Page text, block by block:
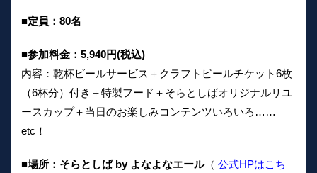
■定員：80名
■参加料金：5,940円(税込)
内容：乾杯ビールサービス＋クラフトビールチケット6枚
（6杯分）付き＋特製フード＋そらとしばオリジナルリユ
ースカップ＋当日のお楽しみコンテンツいろいろ……
etc！
■場所：そらとしば by よなよなエール（ 公式HPはこち